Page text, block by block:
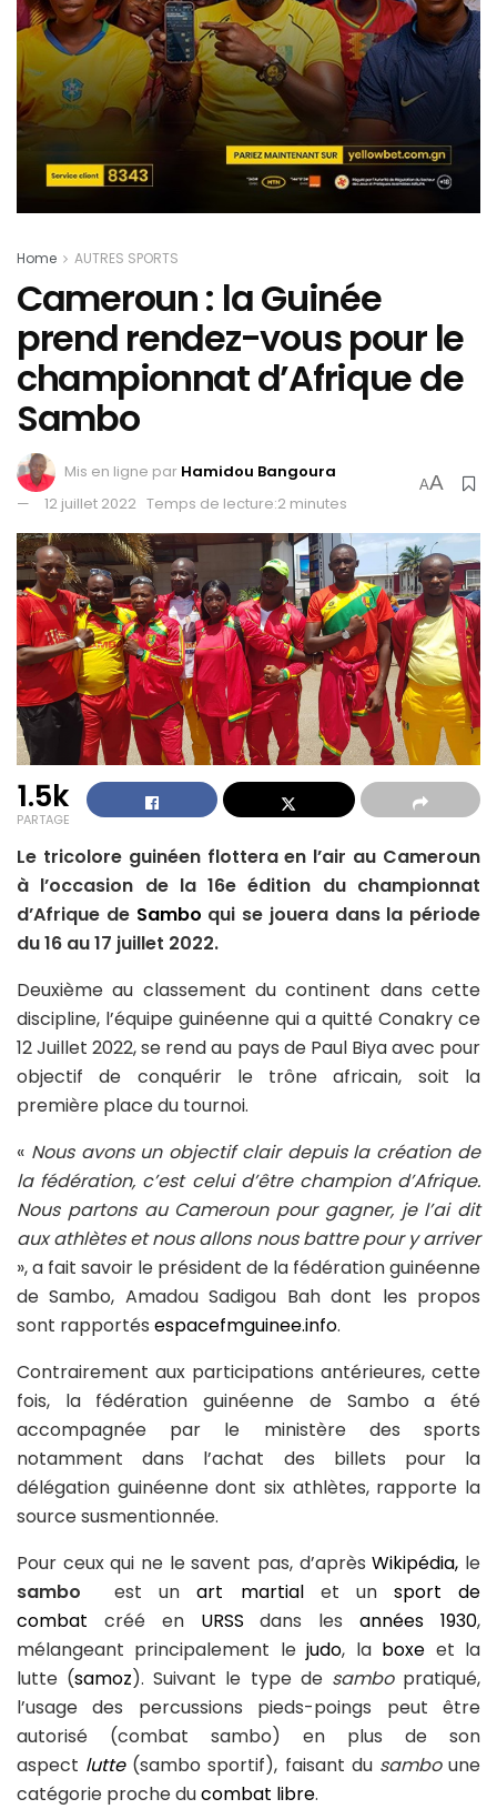
Home AUTRES SPORTS
Cameroun : la Guinée
prend rendez-vous pour le
championnat d’Afrique de
Sambo
Mis en ligne par Hamidou Bangoura
12 juillet 2022 Temps de lecture:2 minutes
AA
1.5k
PARTAGE
Le tricolore guinéen flottera en l’air au Cameroun
à l’occasion de la 16e édition du championnat
d’Afrique de Sambo qui se jouera dans la période
du 16 au 17 juillet 2022.
Deuxième au classement du continent dans cette
discipline, l’équipe guinéenne qui a quitté Conakry ce
12 Juillet 2022, se rend au pays de Paul Biya avec pour
objectif de conquérir le trône africain, soit la
première place du tournoi.
« Nous avons un objectif clair depuis la création de
la fédération, c’est celui d’être champion d’Afrique.
Nous partons au Cameroun pour gagner, je l’ai dit
aux athlètes et nous allons nous battre pour y arriver
», a fait savoir le président de la fédération guinéenne
de Sambo, Amadou Sadigou Bah dont les propos
sont rapportés espacefmguinee.info.
Contrairement aux participations antérieures, cette
fois, la fédération guinéenne de Sambo a été
accompagnée par le ministère des sports
notamment dans l’achat des billets pour la
délégation guinéenne dont six athlètes, rapporte la
source susmentionnée.
Pour ceux qui ne le savent pas, d’aprèsWikipédia, le
sambo est unart martialet un sport de
combat créé en URSS dans lesannées 1930,
mélangeant principalement lejudo, la boxe et la
lutte (samoz). Suivant le type de sambopratiqué,
l’usage des percussions pieds-poings peut être
autorisé (combat sambo) en plus de son
aspect lutte(sambo sportif), faisant du samboune
catégorie proche ducombat libre.